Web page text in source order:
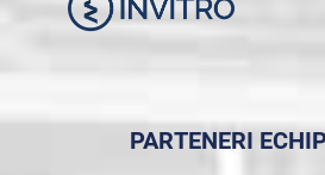
PARTENERI